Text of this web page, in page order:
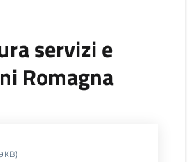
servizi e
Romagna